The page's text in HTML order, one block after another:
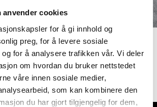
anvender cookies
for å gi innhold og
preg, for å levere sosiale
for å analysere trafikken vår. Vi deler
om hvordan du bruker nettstedet
våre innen sosiale medier,
som kan kombinere den
du har gjort tilgjengelig for dem,
Devico
Les mer